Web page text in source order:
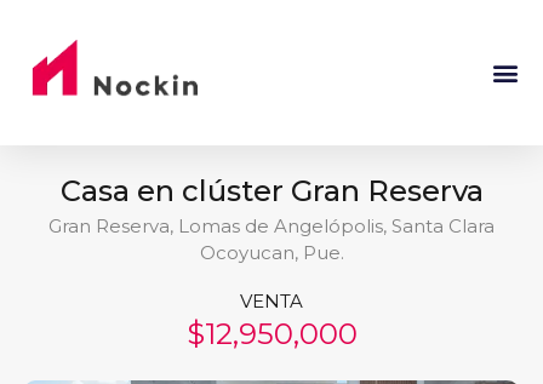
Casa en clúster Gran Reserva
Gran Reserva, Lomas de Angelópolis, Santa Clara
Ocoyucan, Pue.
VENTA
$12,950,000